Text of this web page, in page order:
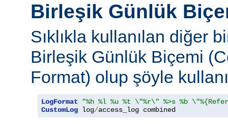
Birleşik Günlük
Sıklıkla kullanılan diğer
Birleşik Günlük Biçemi
Format) olup şöyle
LogFormat
"%h %l %u %t \"%r\" %>s %b
CustomLog log/access_log combined